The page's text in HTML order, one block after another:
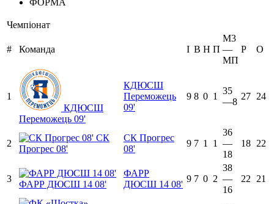
ФОРМА
Чемпіонат
# Команда I В Н П
М3
—
МП
Р O
1
КДЮСШ
Переможець 09'
КДЮСШ
Переможець
09'
9 8 0 1
35
—8
27 24
2
СК
Прогрес 08'
СК Прогрес
08'
9 7 1 1
36
—
18
18 22
3
ФАРР ДЮСШ 14 08'
ФАРР
ДЮСШ 14 08'
9 7 0 2
38
—
16
22 21